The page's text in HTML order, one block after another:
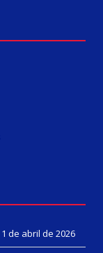
1 de abril de 2026